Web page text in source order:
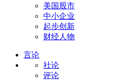
美国股市
中小企业
起步创新
财经人物
言论
社论
评论